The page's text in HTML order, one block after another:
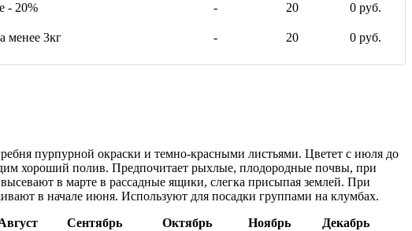
- 20%
- 20 0 руб.
менее 3кг - 20 0 руб.
пурпурной окраски и темно-красными листьями. Цветет с июля до
хороший полив. Предпочитает рыхлые, плодородные почвы, при
в марте в рассадные ящики, слегка присыпая землей. При
в начале июня. Используют для посадки группами на клумбах.
Сентябрь Октябрь Ноябрь
Декабрь